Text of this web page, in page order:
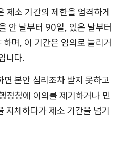
제소 기간의 제한을 엄격하게
안 날부터 90일, 있은 날부터
며, 이 기간은 임의로 늘리거
니다.
본안 심리조차 받지 못하고
정청에 이의를 제기하거나 민
지체하다가 제소 기간을 넘기